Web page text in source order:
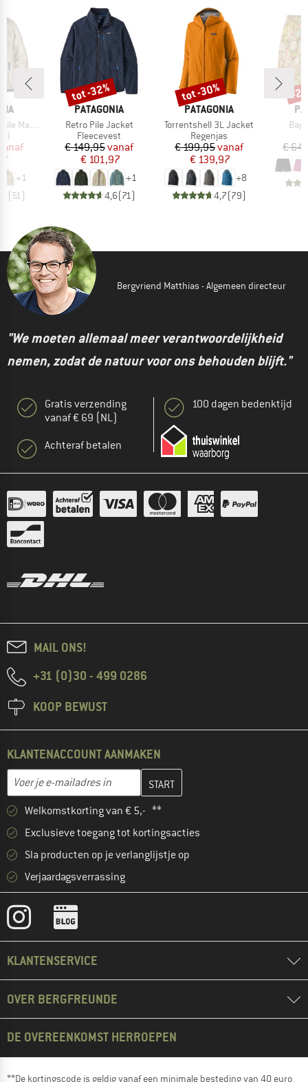
prijs
+1
(51 )
MERK
PATAGONIA
Artikel
Retro Pile Jacket
Productgroep
Fleecevest
Prijs
€ 149,95Verlaagde prijs
vanaf
€ 101,97
+1
4,6(71 )
Korting
tot -32%
MERK
PATAGONIA
Artikel
Torrentshell 3L Jacket
Productgroep
Regenjas
Prijs
€ 199,95Verlaagde prijs
vanaf
€ 139,97
+8
4,7(79)
Korting
tot -30%
€
-
Bergvriend Matthias - Algemeen directeur
"We moeten allemaal meer verantwoordelijkheid
nemen, zodat de natuur voor ons behouden blijft."
Gratis verzending
vanaf € 69 (NL)
Achteraf betalen
100 dagen bedenktijd
MAIL ONS!
+31 (0)30 - 499 0286
KOOP BEWUST
KLANTENACCOUNT AANMAKEN
E-mailadres
Vul je e-mailadres hier in en maak in de volgende stap je
Welkomstkorting van € 5,- **
Exclusieve toegang tot kortingsacties
Sla producten op je verlanglijstje op
Verjaardagsverrassing
KLANTENSERVICE
OVER BERGFREUNDE
DE OVEREENKOMST HERROEPEN
**De kortingscode is geldig vanaf een minimale besteding van 40 euro